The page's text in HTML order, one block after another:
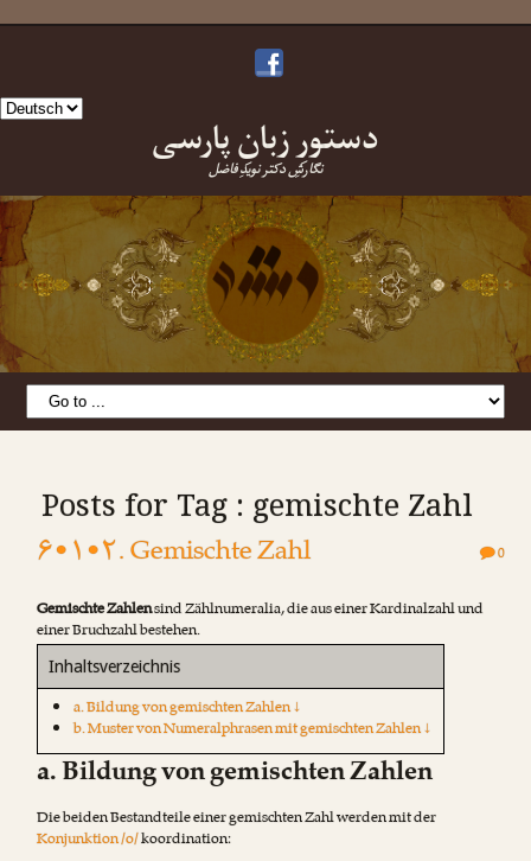
Sprache
دستورِ زبانِ پارسی
نگارشِ دکتر نویدِ فاضل
Posts for Tag : gemischte Zahl
۶•۱•۲. Gemischte Zahl 0
Gemischte Zahlensind Zählnumeralia, die aus einer Kardinalzahl und
einer Bruchzahl bestehen.
Inhaltsverzeichnis
a. Bildung von gemischten Zahlen ↓
b. Muster von Numeralphrasen mit gemischten Zahlen ↓
a. Bildung von gemischten Zahlen
Die beiden Bestandteile einer gemischten Zahl werden mit der
Konjunktion /o/koordination: